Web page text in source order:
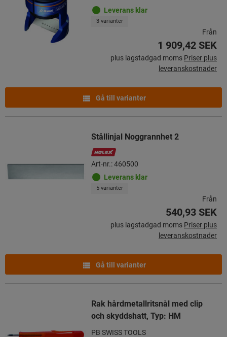
Leverans klar
3 varianter
Från
1 909,42 SEK
plus lagstadgad moms Priser plus
leveranskostnader
Gå till varianter
Stållinjal Noggrannhet 2
Art-nr.: 460500
Leverans klar
5 varianter
Från
540,93 SEK
plus lagstadgad moms Priser plus
leveranskostnader
Gå till varianter
Rak hårdmetallritsnål med clip
och skyddshatt, Typ: HM
PB SWISS TOOLS